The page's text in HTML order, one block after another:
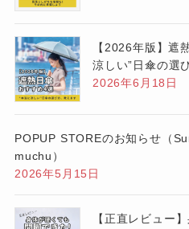
【2026年版】遮
涼しい”日傘の選
2026年6月18日
POPUP STOREのお知らせ（
muchu）
2026年5月15日
【正直レビュー